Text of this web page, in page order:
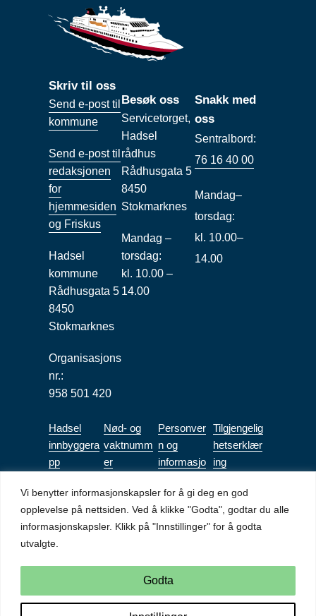
Vi benytter informasjonskapsler for å gi deg en god
opplevelse på nettsiden. Ved å klikke "Godta", godtar du alle
informasjonskapsler. Klikk på "Innstillinger" for å godta
utvalgte.
Godta
Skriv til oss
Send e-post til
kommune
Send e-post til
redaksjonen
for
hjemmesiden
og Friskus
Hadsel
kommune
Rådhusgata 5
8450
Stokmarknes
Organisasjons
nr.:
958 501 420
Besøk oss
Servicetorget,
Hadsel
rådhus
Rådhusgata 5
8450
Stokmarknes
Mandag –
torsdag:
kl. 10.00 –
14.00
Snakk med
oss
Sentralbord:
76 16 40 00
Mandag–
torsdag:
kl. 10.00–
14.00
Hadsel
innbyggera
pp
Nød- og
vaktnumm
er
Personver
n og
informasjo
Tilgjengelig
hetserklær
ing
Tilgjengeli
ghetserkl
æring Mitt
(bokmål)